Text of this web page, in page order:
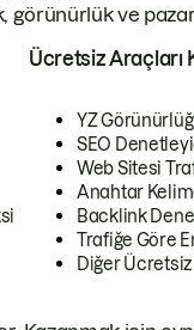
görünürlük ve
Ücretsiz Araçları
YZ
SEO
Web Sitesi
Anahtar
Backlink
Trafiğe Göre
Diğer